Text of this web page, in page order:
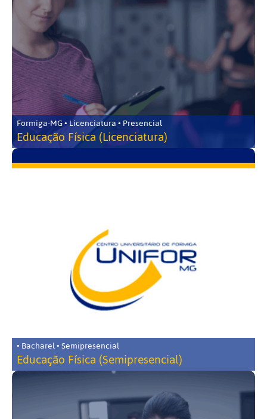
Formiga-MG • Licenciatura • Presencial
Educação Física (Licenciatura)
• Bacharel • Semipresencial
Educação Física (Semipresencial)